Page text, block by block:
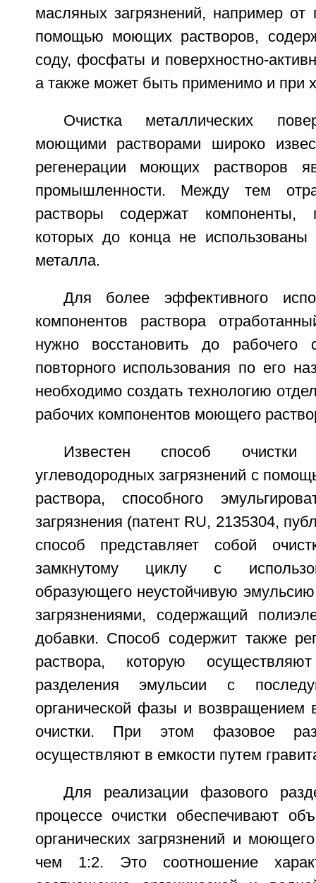
масляных загрязнений, например от
помощью моющих растворов,
соду, фосфаты и поверхностно-
а также может быть применимо и при
Очистка металлических
моющими растворами широко
регенерации моющих растворов
промышленности. Между тем
растворы содержат компоненты,
которых до конца не использованы
металла.
Для более эффективного
компонентов раствора
нужно восстановить до рабочего
повторного использования по его
необходимо создать технологию
рабочих компонентов моющего
Известен способ очистки
углеводородных загрязнений с
раствора, способного
загрязнения (патент RU, 2135304,
способ представляет собой
замкнутому циклу с
образующего неустойчивую
загрязнениями, содержащий
добавки. Способ содержит также
раствора, которую
разделения эмульсии с
органической фазы и
очистки. При этом фазовое
осуществляют в емкости путем
Для реализации фазового
процессе очистки обеспечивают
органических загрязнений и
чем 1:2. Это соотношение